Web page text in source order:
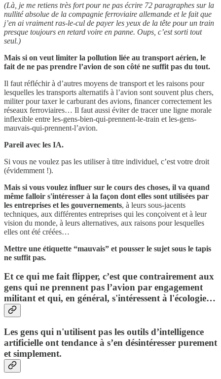
(Là, je me retiens très fort pour ne pas écrire 72 paragraphes sur la
nullité absolue de la compagnie ferroviaire allemande et le fait que
j’en ai vraiment ras-le-cul de payer les yeux de la tête pour un train
presque toujours en retard voire en panne. Oups, c’est sorti tout
seul.)
Mais si on veut limiter la pollution liée au transport aérien, le
fait de ne pas prendre l’avion de son côté ne suffit pas du tout.
Il faut réfléchir à d’autres moyens de transport et les raisons pour
lesquelles les transports alternatifs à l’avion sont souvent plus chers,
militer pour taxer le carburant des avions, financer correctement les
réseaux ferroviaires… Il faut aussi éviter de tracer une ligne morale
inflexible entre les-gens-bien-qui-prennent-le-train et les-gens-
mauvais-qui-prennent-l’avion.
Pareil avec les IA.
Si vous ne voulez pas les utiliser à titre individuel, c’est votre droit
(évidemment !).
Mais si vous voulez influer sur le cours des choses, il va quand
même falloir s'intéresser à la façon dont elles sont utilisées par
les entreprises et les gouvernements, à leurs sous-jacents
techniques, aux différentes entreprises qui les conçoivent et à leur
vision du monde, à leurs alternatives, aux raisons pour lesquelles
elles ont été créées…
Mettre une étiquette “mauvais” et pousser le sujet sous le tapis
ne suffit pas.
Et ce qui me fait flipper, c’est que contrairement aux
gens qui ne prennent pas l’avion par engagement
militant et qui, en général, s'intéressent à l'écologie…
Les gens qui n'utilisent pas les outils d’intelligence
artificielle ont tendance à s’en désintéresser purement
et simplement.